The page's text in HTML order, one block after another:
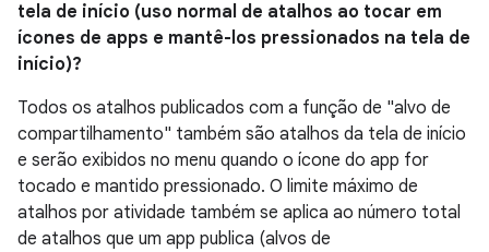
tela de início (uso normal de atalhos ao tocar em
ícones de apps e mantê-los pressionados na tela de
início)?
Todos os atalhos publicados com a função de "alvo de
compartilhamento" também são atalhos da tela de início
e serão exibidos no menu quando o ícone do app for
tocado e mantido pressionado. O limite máximo de
atalhos por atividade também se aplica ao número total
de atalhos que um app publica (alvos de